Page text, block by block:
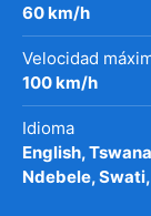
60 km/h
Velocidad
100 km/h
Idioma
English,
Ndebele,